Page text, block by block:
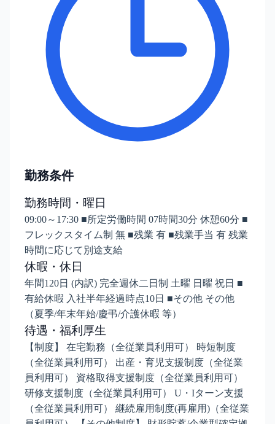
勤務条件
勤務時間・曜日
09:00～17:30 ■所定労働時間 07時間30分 休憩60分 ■
フレックスタイム制 無 ■残業 有 ■残業手当 有 残業
時間に応じて別途支給
休暇・休日
年間120日 (内訳) 完全週休二日制 土曜 日曜 祝日 ■
有給休暇 入社半年経過時点10日 ■その他 その他
（夏季/年末年始/慶弔/介護休暇 等）
待遇・福利厚生
【制度】 在宅勤務（全従業員利用可） 時短制度
（全従業員利用可） 出産・育児支援制度（全従業
員利用可） 資格取得支援制度（全従業員利用可）
研修支援制度（全従業員利用可） U・Iターン支援
（全従業員利用可） 継続雇用制度(再雇用)（全従業